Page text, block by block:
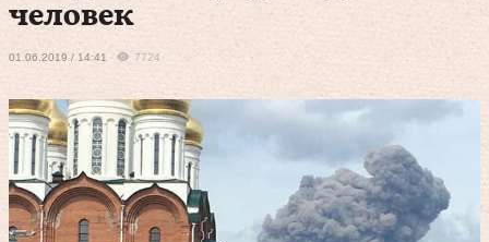
человек
01.06.2019 / 14:41 7724